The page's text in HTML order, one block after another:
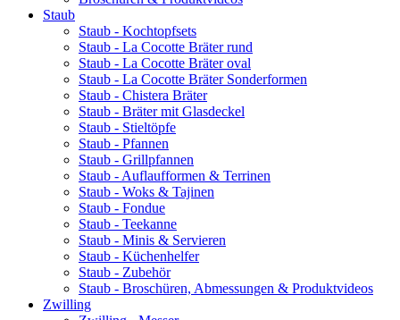
Staub
Staub - Kochtopfsets
Staub - La Cocotte Bräter rund
Staub - La Cocotte Bräter oval
Staub - La Cocotte Bräter Sonderformen
Staub - Chistera Bräter
Staub - Bräter mit Glasdeckel
Staub - Stieltöpfe
Staub - Pfannen
Staub - Grillpfannen
Staub - Auflaufformen & Terrinen
Staub - Woks & Tajinen
Staub - Fondue
Staub - Teekanne
Staub - Minis & Servieren
Staub - Küchenhelfer
Staub - Zubehör
Staub - Broschüren, Abmessungen & Produktvideos
Zwilling